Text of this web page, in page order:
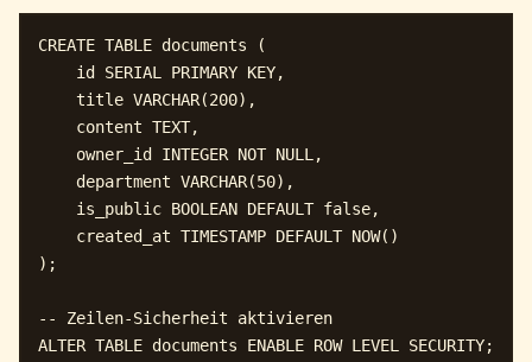
CREATE TABLE documents (
    id SERIAL PRIMARY KEY,
    title VARCHAR(200),
    content TEXT,
    owner_id INTEGER NOT NULL,
    department VARCHAR(50),
    is_public BOOLEAN DEFAULT false,
    created_at TIMESTAMP DEFAULT NOW()
);
-- Zeilen-Sicherheit aktivieren